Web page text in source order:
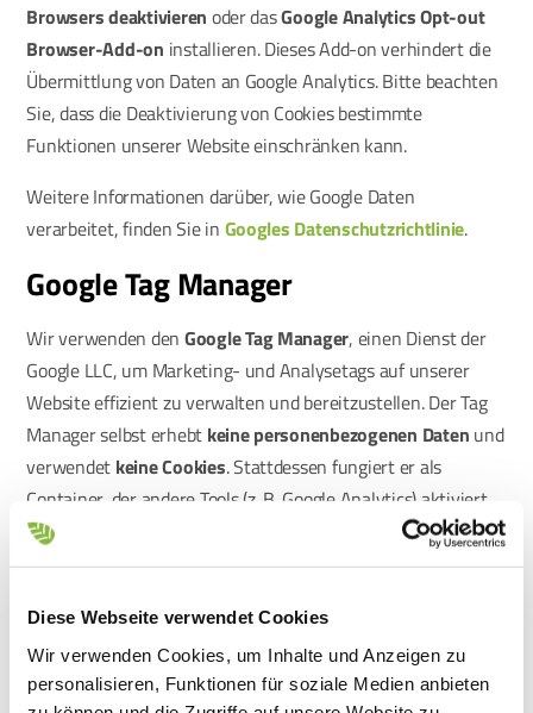
Diese Webseite verwendet Cookies
Wir verwenden Cookies, um Inhalte und Anzeigen zu
personalisieren, Funktionen für soziale Medien anbieten
Browsers deaktivieren oder dasGoogle Analytics Opt-out
Browser-Add-on installieren. Dieses Add-on verhindert die
Übermittlung von Daten an Google Analytics. Bitte beachten
Sie, dass die Deaktivierung von Cookies bestimmte
Funktionen unserer Website einschränken kann.
Weitere Informationen darüber, wie Google Daten
verarbeitet, finden Sie in Googles Datenschutzrichtlinie.
Google Tag Manager
Wir verwenden den Google Tag Manager, einen Dienst der
Google LLC, um Marketing- und Analysetags auf unserer
Website effizient zu verwalten und bereitzustellen. Der Tag
Manager selbst erhebt keine personenbezogenen Daten und
verwendet keine Cookies. Stattdessen fungiert er als
Container, der andere Tools (z. B. Google Analytics) aktiviert
und dafür sorgt, dass sie korrekt und effizient geladen
werden.
Obwohl der Google Tag Manager keine Nutzer direkt verfolgt,
kann er Tags auslösen, die Daten erfassen. Jegliches Tracking
erfolgt über diese einzelnen Tags – nicht über den Tag